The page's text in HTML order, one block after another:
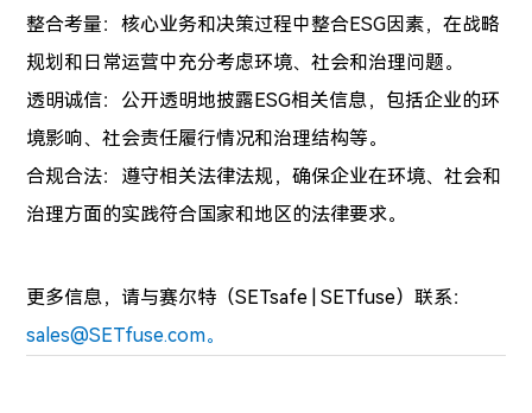
整合考量：核心业务和决策过程中整合ESG因素，在战略
规划和日常运营中充分考虑环境、社会和治理问题。
透明诚信：公开透明地披露ESG相关信息，包括企业的环
境影响、社会责任履行情况和治理结构等。
合规合法：遵守相关法律法规，确保企业在环境、社会和
治理方面的实践符合国家和地区的法律要求。
更多信息， 请与赛尔特（SETsafe | SETfuse）联系：
sales@SETfuse.com。